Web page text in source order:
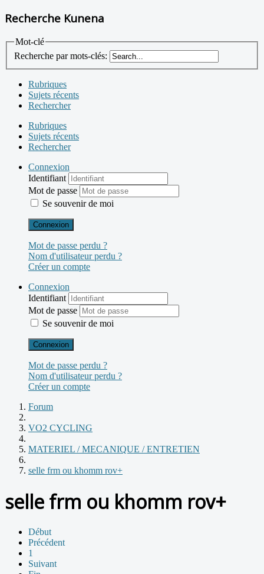
Recherche Kunena
Mot-clé
Recherche par mots-clés:
Rubriques
Sujets récents
Rechercher
Rubriques
Sujets récents
Rechercher
Connexion
Identifiant
Mot de passe
Se souvenir de moi
Connexion
Mot de passe perdu ?
Nom d'utilisateur perdu ?
Créer un compte
Connexion
Identifiant
Mot de passe
Se souvenir de moi
Connexion
Mot de passe perdu ?
Nom d'utilisateur perdu ?
Créer un compte
Forum
VO2 CYCLING
MATERIEL / MECANIQUE / ENTRETIEN
selle frm ou khomm rov+
selle frm ou khomm rov+
Début
Précédent
1
Suivant